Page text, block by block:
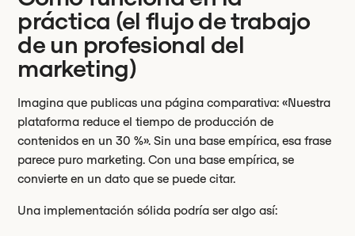
práctica (el flujo de trabajo
de un profesional del
marketing)
Imagina que publicas una página comparativa: «Nuestra
plataforma reduce el tiempo de producción de
contenidos en un 30 %». Sin una base empírica, esa frase
parece puro marketing. Con una base empírica, se
convierte en un dato que se puede citar.
Una implementación sólida podría ser algo así: